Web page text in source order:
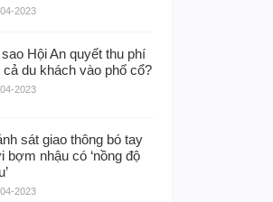
2023
Hội An quyết thu phí
cả du khách vào phố cổ?
2023
sát giao thông bó tay
bợm nhậu có ‘nồng độ
2023